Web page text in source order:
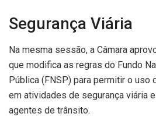
Segurança Viária
Na mesma sessão, a Câmara
que modifica as regras do Fundo
Pública (FNSP) para permitir o uso
em atividades de segurança viária
agentes de trânsito.